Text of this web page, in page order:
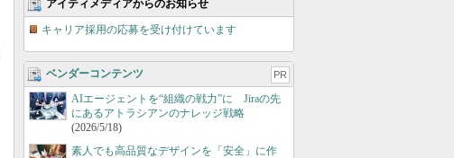
アイティメディアからのお知らせ
キャリア採用の応募を受け付けています
ベンダーコンテンツ PR
AIエージェントを“組織の戦力”に Jiraの先
にあるアトラシアンのナレッジ戦略
(2026/5/18)
素人でも高品質なデザインを「安全」に作